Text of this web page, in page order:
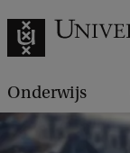
Onderwijs